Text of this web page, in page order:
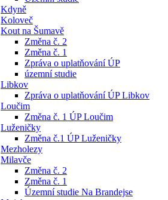
Kdyně
Koloveč
Kout na Šumavě
Změna č. 2
Změna č. 1
Zpráva o uplatňování ÚP
územní studie
Libkov
Zpráva o uplatňování ÚP Libkov
Loučim
Změna č. 1 ÚP Loučim
Luženičky
Změna č.1 ÚP Luženičky
Mezholezy
Milavče
Změna č. 2
Změna č. 1
Územní studie Na Brandejse